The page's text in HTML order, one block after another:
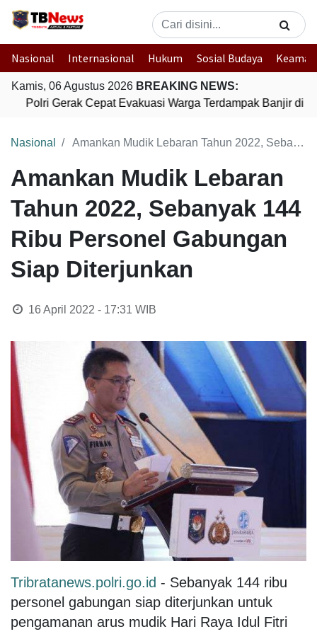
Nasional Internasional Hukum Sosial Budaya
Kamis, 06 Agustus 2026 BREAKING NEWS:
Polri Gerak Cepat Evakuasi Warga Terdampak Banjir di
Nasional Amankan Mudik Lebaran Tahun 2022, Sebanyak 144 Ribu Personel Gabungan Siap Diterjunkan
Amankan Mudik Lebaran
Tahun 2022, Sebanyak 144
Ribu Personel Gabungan
Siap Diterjunkan
16 April 2022 - 17:31 WIB
Tribratanews.polri.go.id - Sebanyak 144 ribu
personel gabungan siap diterjunkan untuk
pengamanan arus mudik Hari Raya Idul Fitri